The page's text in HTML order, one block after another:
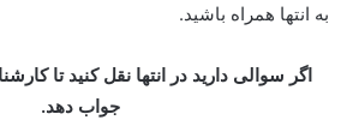
به انتها همراه باشید.
اگر سوالی دارید در انتها نقل کنید تا
جواب دهد.